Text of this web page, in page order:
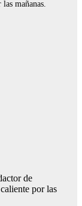
mañanas.
de
por las